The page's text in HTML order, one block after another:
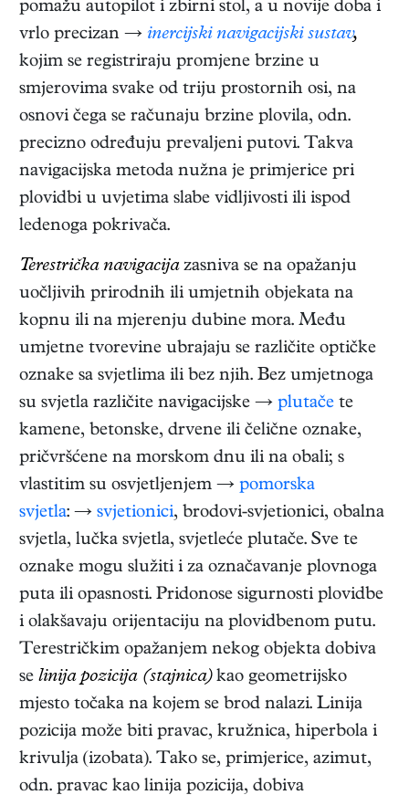
pomažu autopilot i zbirni stol, a u novije doba i
vrlo precizan → inercijski navigacijski sustav,
kojim se registriraju promjene brzine u
smjerovima svake od triju prostornih osi, na
osnovi čega se računaju brzine plovila, odn.
precizno određuju prevaljeni putovi. Takva
navigacijska metoda nužna je primjerice pri
plovidbi u uvjetima slabe vidljivosti ili ispod
ledenoga pokrivača.
Terestrička navigacijazasniva se na opažanju
uočljivih prirodnih ili umjetnih objekata na
kopnu ili na mjerenju dubine mora. Među
umjetne tvorevine ubrajaju se različite optičke
oznake sa svjetlima ili bez njih. Bez umjetnoga
su svjetla različite navigacijske → plutače te
kamene, betonske, drvene ili čelične oznake,
pričvršćene na morskom dnu ili na obali; s
vlastitim su osvjetljenjem → pomorska
svjetla: → svjetionici, brodovi-svjetionici, obalna
svjetla, lučka svjetla, svjetleće plutače. Sve te
oznake mogu služiti i za označavanje plovnoga
puta ili opasnosti. Pridonose sigurnosti plovidbe
i olakšavaju orijentaciju na plovidbenom putu.
Terestričkim opažanjem nekog objekta dobiva
se linija pozicija (stajnica)kao geometrijsko
mjesto točaka na kojem se brod nalazi. Linija
pozicija može biti pravac, kružnica, hiperbola i
krivulja (izobata). Tako se, primjerice, azimut,
odn. pravac kao linija pozicija, dobiva